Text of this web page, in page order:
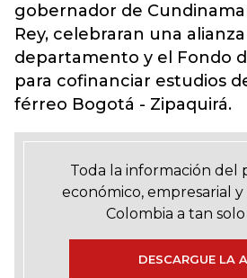
gobernador de
Rey, celebraran una
departamento y el Fondo
para cofinanciar estudios
férreo Bogotá - Zipaquirá.
Toda la información del
económico, empresarial
Colombia a tan
DESCARGUE LA